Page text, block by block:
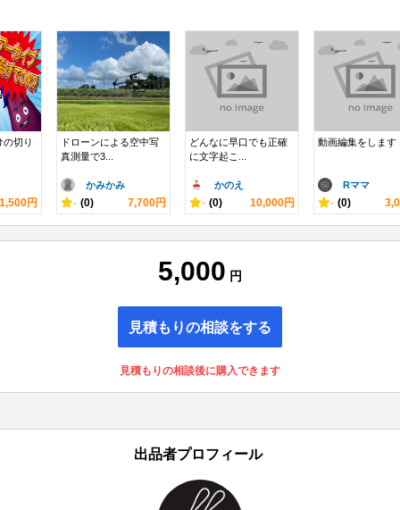
の切り
1,500円
ドローンによる空中写
真測量で3...
かみかみ
- (0) 7,700円
どんなに早口でも正確
に文字起こ...
かのえ
- (0) 10,000円
動画編集をします
Rママ
- (0)
5,000 円
見積もりの相談をする
見積もりの相談後に購入できます
出品者プロフィール